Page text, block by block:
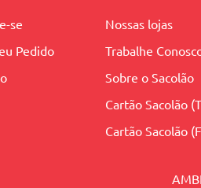
se
Pedido
Nossas lojas
Trabalhe
Sobre o Sacolão
Cartão Sacolão
Cartão Sacolão